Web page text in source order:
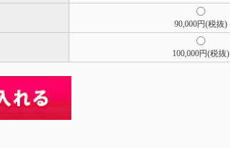
90,000円(税抜)
100,000円(税抜)